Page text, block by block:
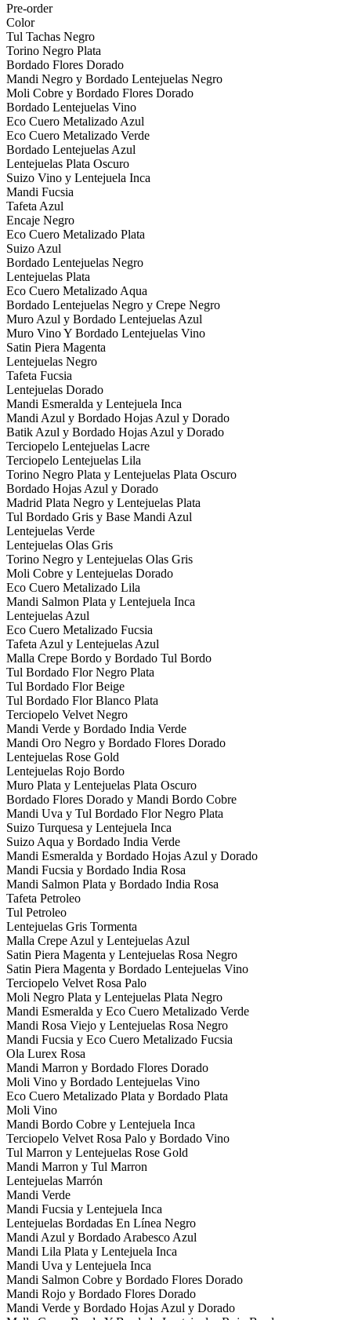
Pre-order
Color
Tul Tachas Negro
Torino Negro Plata
Bordado Flores Dorado
Mandi Negro y Bordado Lentejuelas Negro
Moli Cobre y Bordado Flores Dorado
Bordado Lentejuelas Vino
Eco Cuero Metalizado Azul
Eco Cuero Metalizado Verde
Bordado Lentejuelas Azul
Lentejuelas Plata Oscuro
Suizo Vino y Lentejuela Inca
Mandi Fucsia
Tafeta Azul
Encaje Negro
Eco Cuero Metalizado Plata
Suizo Azul
Bordado Lentejuelas Negro
Lentejuelas Plata
Eco Cuero Metalizado Aqua
Bordado Lentejuelas Negro y Crepe Negro
Muro Azul y Bordado Lentejuelas Azul
Muro Vino Y Bordado Lentejuelas Vino
Satin Piera Magenta
Lentejuelas Negro
Tafeta Fucsia
Lentejuelas Dorado
Mandi Esmeralda y Lentejuela Inca
Mandi Azul y Bordado Hojas Azul y Dorado
Batik Azul y Bordado Hojas Azul y Dorado
Terciopelo Lentejuelas Lacre
Terciopelo Lentejuelas Lila
Torino Negro Plata y Lentejuelas Plata Oscuro
Bordado Hojas Azul y Dorado
Madrid Plata Negro y Lentejuelas Plata
Tul Bordado Gris y Base Mandi Azul
Lentejuelas Verde
Lentejuelas Olas Gris
Torino Negro y Lentejuelas Olas Gris
Moli Cobre y Lentejuelas Dorado
Eco Cuero Metalizado Lila
Mandi Salmon Plata y Lentejuela Inca
Lentejuelas Azul
Eco Cuero Metalizado Fucsia
Tafeta Azul y Lentejuelas Azul
Malla Crepe Bordo y Bordado Tul Bordo
Tul Bordado Flor Negro Plata
Tul Bordado Flor Beige
Tul Bordado Flor Blanco Plata
Terciopelo Velvet Negro
Mandi Verde y Bordado India Verde
Mandi Oro Negro y Bordado Flores Dorado
Lentejuelas Rose Gold
Lentejuelas Rojo Bordo
Muro Plata y Lentejuelas Plata Oscuro
Bordado Flores Dorado y Mandi Bordo Cobre
Mandi Uva y Tul Bordado Flor Negro Plata
Suizo Turquesa y Lentejuela Inca
Suizo Aqua y Bordado India Verde
Mandi Esmeralda y Bordado Hojas Azul y Dorado
Mandi Fucsia y Bordado India Rosa
Mandi Salmon Plata y Bordado India Rosa
Tafeta Petroleo
Tul Petroleo
Lentejuelas Gris Tormenta
Malla Crepe Azul y Lentejuelas Azul
Satin Piera Magenta y Lentejuelas Rosa Negro
Satin Piera Magenta y Bordado Lentejuelas Vino
Terciopelo Velvet Rosa Palo
Moli Negro Plata y Lentejuelas Plata Negro
Mandi Esmeralda y Eco Cuero Metalizado Verde
Mandi Rosa Viejo y Lentejuelas Rosa Negro
Mandi Fucsia y Eco Cuero Metalizado Fucsia
Ola Lurex Rosa
Mandi Marron y Bordado Flores Dorado
Moli Vino y Bordado Lentejuelas Vino
Eco Cuero Metalizado Plata y Bordado Plata
Moli Vino
Mandi Bordo Cobre y Lentejuela Inca
Terciopelo Velvet Rosa Palo y Bordado Vino
Tul Marron y Lentejuelas Rose Gold
Mandi Marron y Tul Marron
Lentejuelas Marrón
Mandi Verde
Mandi Fucsia y Lentejuela Inca
Lentejuelas Bordadas En Línea Negro
Mandi Azul y Bordado Arabesco Azul
Mandi Lila Plata y Lentejuela Inca
Mandi Uva y Lentejuela Inca
Mandi Salmon Cobre y Bordado Flores Dorado
Mandi Rojo y Bordado Flores Dorado
Mandi Verde y Bordado Hojas Azul y Dorado